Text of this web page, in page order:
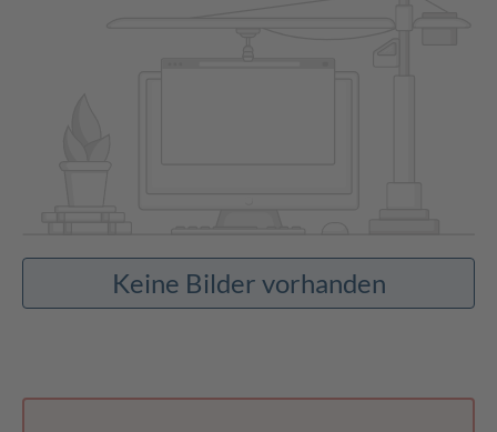
Keine Bilder vorhanden